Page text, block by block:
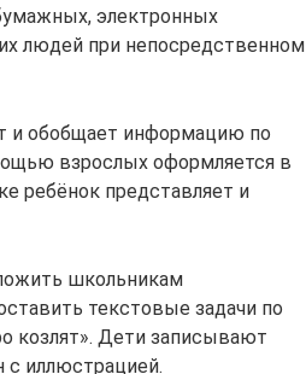
электронных
людей при непосредственном
и обобщает информацию по
взрослых оформляется в
ребёнок представляет и
школьникам
текстовые задачи по
козлят». Дети записывают
с иллюстрацией.